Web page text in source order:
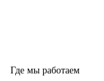
Где мы работаем